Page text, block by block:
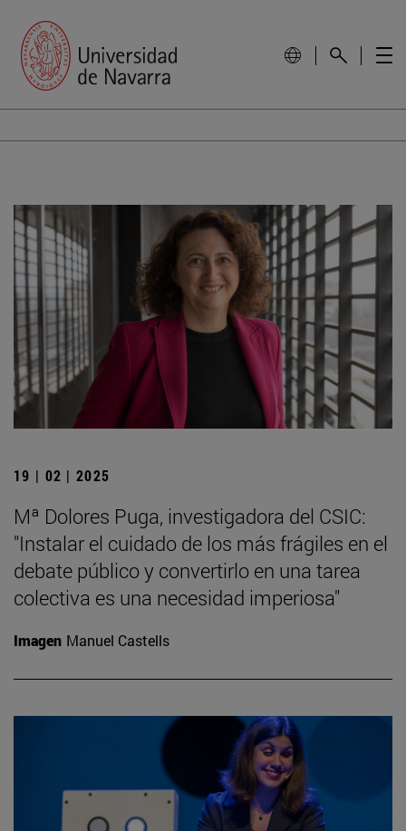
19 | 02 | 2025
Mª Dolores Puga, investigadora del CSIC:
"Instalar el cuidado de los más frágiles en el
debate público y convertirlo en una tarea
colectiva es una necesidad imperiosa"
Imagen Manuel Castells